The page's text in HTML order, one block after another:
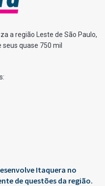
a região Leste de São Paulo,
quase 750 mil
Itaquera no
de questões da região.